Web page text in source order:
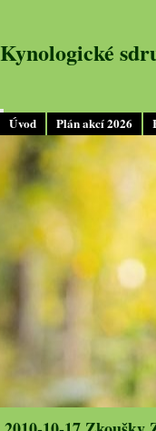
Úvod Plán akcí 2026
Kynologické